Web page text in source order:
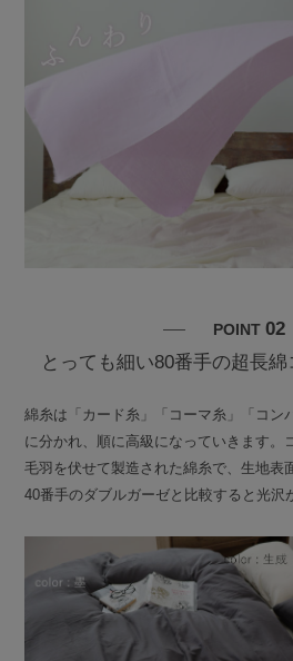
POINT 02
とっても細い80番手の超長
綿糸は「カード糸」「コーマ糸」「コン
に分かれ、順に高級になっていきます。
毛羽を伏せて製造された綿糸で、生地表
40番手のダブルガーゼと比較すると光沢